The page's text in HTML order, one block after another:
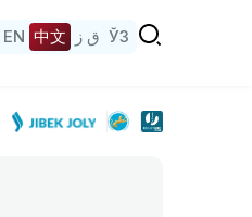
EN 中文 ق ز ЎЗ